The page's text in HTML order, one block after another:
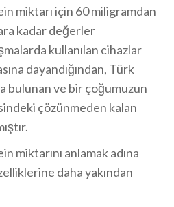
miktarı için 60 miligramdan
kadar değerler
kullanılan cihazlar
dayandığından, Türk
bulunan ve bir çoğumuzun
çözünmeden kalan
miktarını anlamak adına
daha yakından